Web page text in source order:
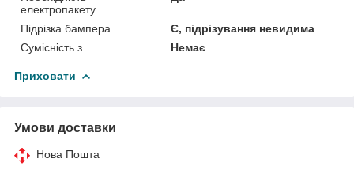
електропакету
Підрізка бампера
Є, підрізування невидима
Сумісність з
Немає
Приховати
Умови доставки
Нова Пошта